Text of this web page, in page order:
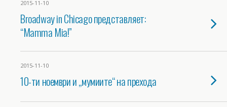
2015-11-10
Broadway in Chicago представляет:
“Mamma Mia!”
2015-11-10
10-ти ноември и „мумиите“ на прехода